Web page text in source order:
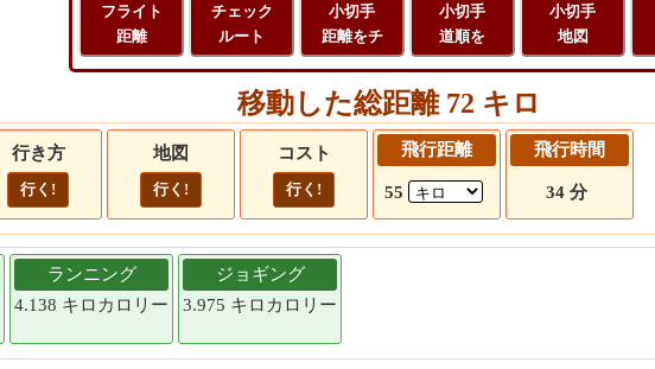
フライト
距離
チェック
ルート
小切手
距離をチ
小切手
道順を
小切手
地図
移動した総距離 72 キロ
行き方
行く!
地図
行く!
コスト
行く!
飛行距離
55
飛行時間
34 分
ランニング
4.138 キロカロリー
ジョギング
3.975 キロカロリー